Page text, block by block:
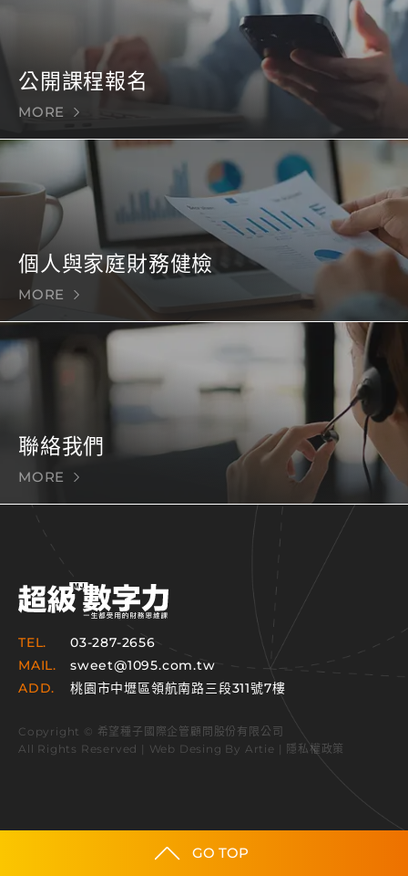
公開課程報名
MORE
個人與家庭財務健檢
MORE
聯絡我們
MORE
TEL.
03-287-2656
MAIL.
sweet@1095.com.tw
ADD.
桃園市中壢區領航南路三段311號7樓
Copyright © 希望種子國際企管顧問股份有限公司
All Rights Reserved | Web Desing By Artie | 隱私權政策
GO TOP